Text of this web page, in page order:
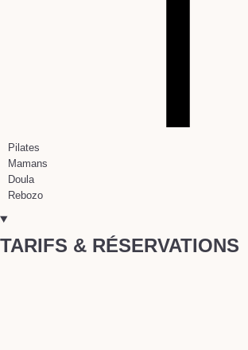
Pilates
Mamans
Doula
Rebozo
TARIFS & RÉSERVATIONS